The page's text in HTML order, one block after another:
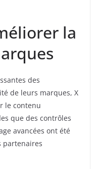
la
des
de leurs marques, X
le contenu
que des contrôles
avancées ont été
partenaires